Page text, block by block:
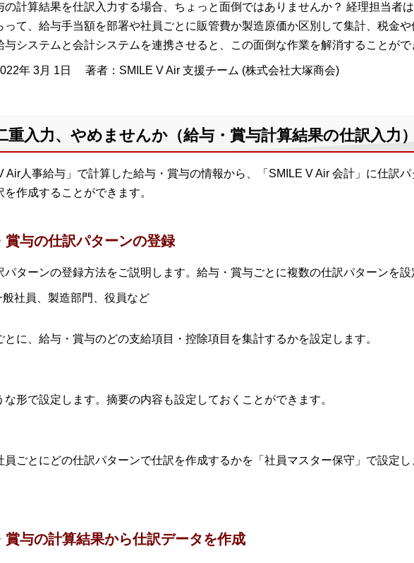
の計算結果を仕訳入力する場合、ちょっと面倒ではありませんか？ 経理担当者
って、給与手当額を部署や社員ごとに販管費か製造原価か区別して集計、税金
システムと会計システムを連携させると、この面倒な作業を解消することがで
年 3月 1日 著者：SMILE V Air 支援チーム (株式会社大塚商会)
重入力、やめませんか（給与・賞与計算結果の仕訳入力）
Air人事給与」で計算した給与・賞与の情報から、「SMILE V Air 会計」に仕訳
を作成することができます。
賞与の仕訳パターンの登録
パターンの登録方法をご説明します。給与・賞与ごとに複数の仕訳パターンを設
般社員、製造部門、役員など
とに、給与・賞与のどの支給項目・控除項目を集計するかを設定します。
な形で設定します。摘要の内容も設定しておくことができます。
員ごとにどの仕訳パターンで仕訳を作成するかを「社員マスター保守」で設定し
賞与の計算結果から仕訳データを作成